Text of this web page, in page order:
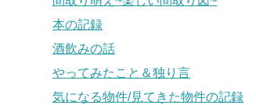
本の記録
酒飲みの話
やってみたこと＆独り言
気になる物件/見てきた物件の記録